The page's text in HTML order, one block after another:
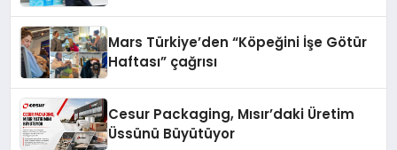
Mars Türkiye’den “Köpeğini İşe Götür
Haftası” çağrısı
Cesur Packaging, Mısır’daki Üretim
Üssünü Büyütüyor